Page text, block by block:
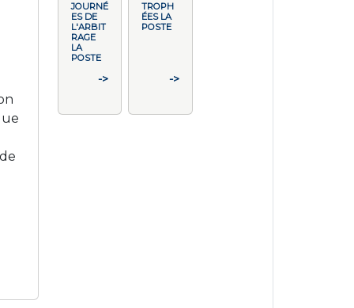
JOURNÉ
ES DE
L'ARBIT
RAGE
LA
POSTE
->
TROPH
ÉES LA
POSTE
->